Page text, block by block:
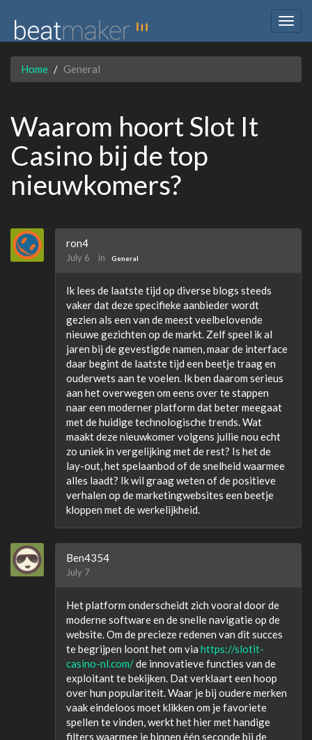
Home General
Waarom hoort Slot It
Casino bij de top
nieuwkomers?
ron4
July 6 in General
Ik lees de laatste tijd op diverse blogs steeds
vaker dat deze specifieke aanbieder wordt
gezien als een van de meest veelbelovende
nieuwe gezichten op de markt. Zelf speel ik al
jaren bij de gevestigde namen, maar de interface
daar begint de laatste tijd een beetje traag en
ouderwets aan te voelen. Ik ben daarom serieus
aan het overwegen om eens over te stappen
naar een moderner platform dat beter meegaat
met de huidige technologische trends. Wat
maakt deze nieuwkomer volgens jullie nou echt
zo uniek in vergelijking met de rest? Is het de
lay-out, het spelaanbod of de snelheid waarmee
alles laadt? Ik wil graag weten of de positieve
verhalen op de marketingwebsites een beetje
kloppen met de werkelijkheid.
Ben4354
July 7
Het platform onderscheidt zich vooral door de
moderne software en de snelle navigatie op de
website. Om de precieze redenen van dit succes
te begrijpen loont het om via https://slotit-
casino-nl.com/de innovatieve functies van de
exploitant te bekijken. Dat verklaart een hoop
over hun populariteit. Waar je bij oudere merken
vaak eindeloos moet klikken om je favoriete
spellen te vinden, werkt het hier met handige
filters waarmee je binnen één seconde bij de